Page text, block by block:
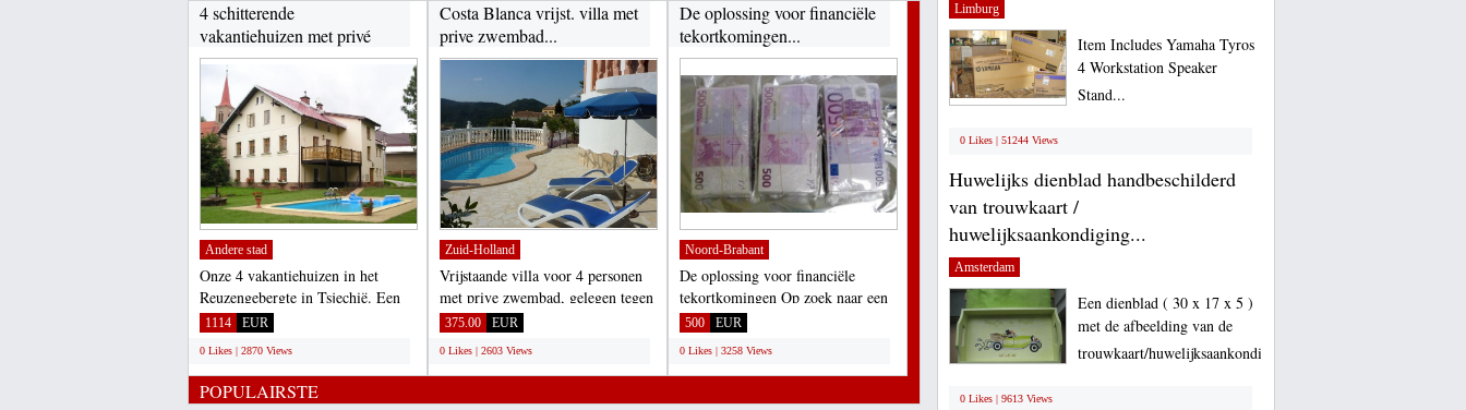
4 schitterende
vakantiehuizen met privé
zwembad...
Andere stad
Onze 4 vakantiehuizen in het
Reuzengebergte in Tsjechië. Een
geweldig privé vakantiehuis...
1114 EUR
0 Likes | 2870 Views
Costa Blanca vrijst. villa met
prive zwembad...
Zuid-Holland
Vrijstaande villa voor 4 personen
met prive zwembad, gelegen tegen
berghelling ca....
375.00 EUR
0 Likes | 2603 Views
De oplossing voor financiële
tekortkomingen...
Noord-Brabant
De oplossing voor financiële
tekortkomingen Op zoek naar een
zakelijke lening, persoonlijke...
500 EUR
0 Likes | 3258 Views
POPULAIRSTE
Limburg
Item Includes Yamaha Tyros
4 Workstation Speaker
Stand...
0 Likes | 51244 Views
Huwelijks dienblad handbeschilderd
van trouwkaart /
huwelijksaankondiging...
Amsterdam
Een dienblad ( 30 x 17 x 5 )
met de afbeelding van de
trouwkaart/huwelijksaankondiging...
0 Likes | 9613 Views